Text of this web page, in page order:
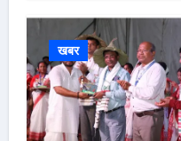
खबर